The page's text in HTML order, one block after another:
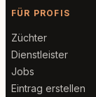
FÜR PROFIS
Züchter
Dienstleister
Jobs
Eintrag erstellen